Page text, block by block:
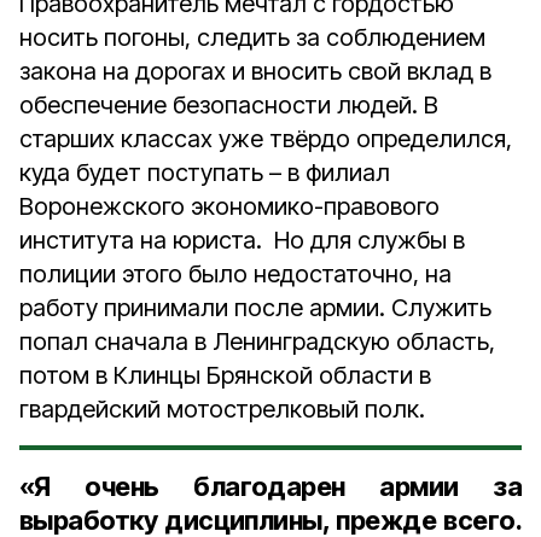
носить погоны, следить за соблюдением
закона на дорогах и вносить свой вклад в
обеспечение безопасности людей. В
старших классах уже твёрдо определился,
куда будет поступать – в филиал
Воронежского экономико-правового
института на юриста. Но для службы в
полиции этого было недостаточно, на
работу принимали после армии. Служить
попал сначала в Ленинградскую область,
потом в Клинцы Брянской области в
гвардейский мотострелковый полк.
«Я очень благодарен армии за
выработку дисциплины, прежде всего.